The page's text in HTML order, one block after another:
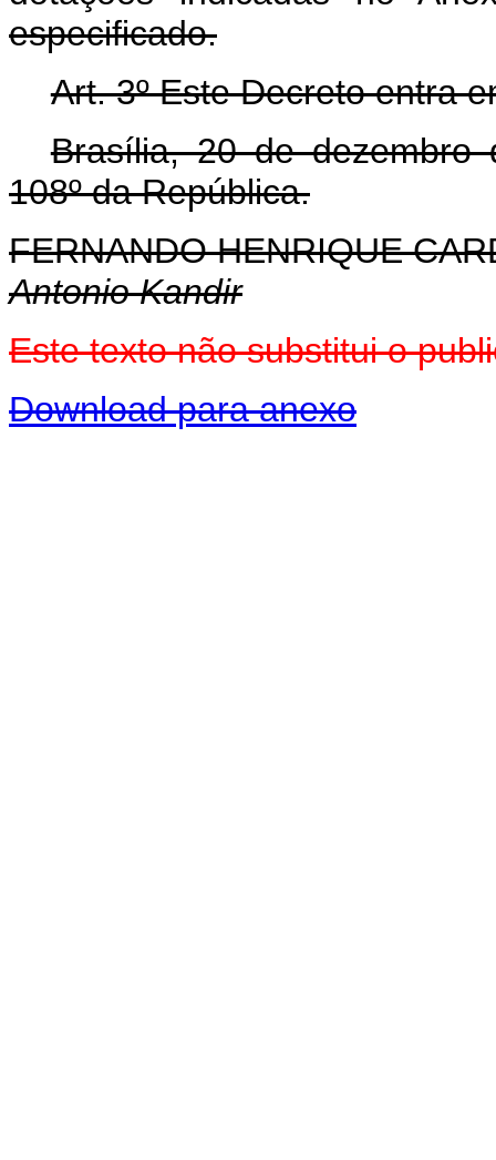
especificado.
Art. 3º Este Decreto entra
Brasília, 20 de dezembro
108º da República.
FERNANDO HENRIQUE
Antonio Kandir
Este texto não substitui o
Download para anexo